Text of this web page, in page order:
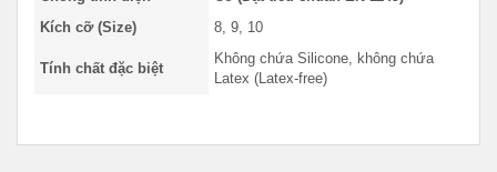
Kích cỡ (Size)
8, 9, 10
Tính chất đặc biệt
Không chứa Silicone, không chứa
Latex (Latex-free)